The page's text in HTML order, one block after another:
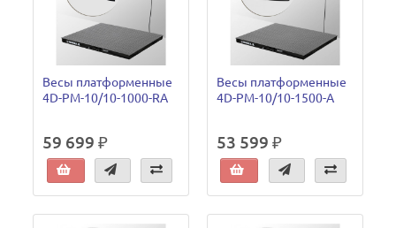
Весы платформенные
4D-PM-10/10-1000-RA
59 699 ₽
Весы платформенные
4D-PM-10/10-1500-A
53 599 ₽